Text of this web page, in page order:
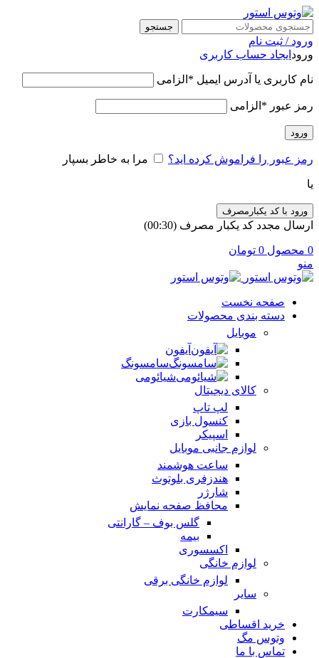
جستجو
ورود / ثبت نام
ورود ایجاد حساب کاربری
نام کاربری یا آدرس ایمیل * الزامی
رمز عبور * الزامی
ورود
رمز عبور را فراموش کرده اید؟ مرا به خاطر بسپار
یا
ورود با کد یکبارمصرف
ارسال مجدد کد یکبار مصرف (00:
30
)
0 محصول 0 تومان
منو
صفحه نخست
دسته بندی محصولات
موبایل
آیفون
سامسونگ
شیائومی
کالای دیجیتال
لپ تاپ
کنسول بازی
اسپیکر
لوازم جانبی موبایل
ساعت هوشمند
هندزفری بلوتوث
شارژر
محافظ صفحه نمایش
گلس بوف – گارانتی
بیمه
اکسسوری
لوازم خانگی
لوازم خانگی برقی
سایر
سیمکارت
خرید اقساطی
وتوس مگ
تماس با ما